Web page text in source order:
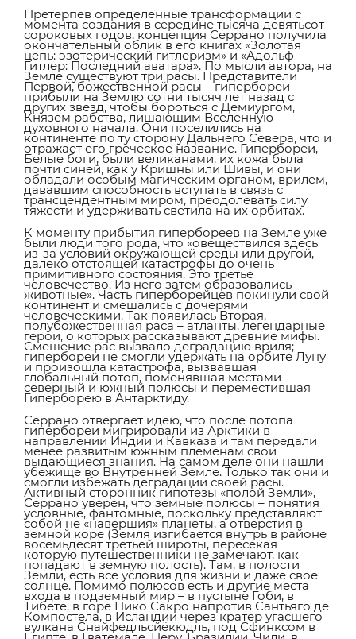
Претерпев определенные трансформации с
момента создания в середине тысяча девятьсот
сороковых годов, концепция Серрано получила
окончательный облик в его книгах «Золотая
цепь: эзотерический гитлеризм» и «Адольф
Гитлер: Последний аватара». По мысли автора, на
Земле существуют три расы. Представители
Первой, божественной расы – гипербореи –
прибыли на Землю сотни тысяч лет назад с
других звезд, чтобы бороться с Демиургом,
Князем рабства, лишающим Вселенную
духовного начала. Они поселились на
континенте по ту сторону Дальнего Севера, что и
отражает его греческое название. Гипербореи,
Белые боги, были великанами, их кожа была
почти синей, как у Кришны или Шивы, и они
обладали особым магическим органом, врилем,
дававшим способность вступать в связь с
трансцендентным миром, преодолевать силу
тяжести и удерживать светила на их орбитах.
К моменту прибытия гипербореев на Земле уже
были люди того рода, что «овеществился здесь
из-за условий окружающей среды или другой,
далеко отстоящей катастрофы до очень
примитивного состояния. Это третье
человечество. Из него затем образовались
животные». Часть гиперборейцев покинули свой
континент и смешались с дочерями
человеческими. Так появилась Вторая,
полубожественная раса – атланты, легендарные
герои, о которых рассказывают древние мифы.
Смешение рас вызвало деградацию вриля;
гипербореи не смогли удержать на орбите Луну
и произошла катастрофа, вызвавшая
глобальный потоп, поменявшая местами
северный и южный полюсы и переместившая
Гиперборею в Антарктиду.
Серрано отвергает идею, что после потопа
гипербореи мигрировали из Арктики в
направлении Индии и Кавказа и там передали
менее развитым южным племенам свои
выдающиеся знания. На самом деле они нашли
убежище во Внутренней Земле. Только так они и
смогли избежать деградации своей расы.
Активный сторонник гипотезы «полой Земли»,
Серрано уверен, что земные полюсы – понятия
условные, фантомные, поскольку представляют
собой не «навершия» планеты, а отверстия в
земной коре (Земля изгибается внутрь в районе
восемьдесят третьей широты, пересекая
которую путешественники не замечают, как
попадают в земную полость). Там, в полости
Земли, есть все условия для жизни и даже свое
солнце. Помимо полюсов есть и другие места
входа в подземный мир – в пустыне Гоби, в
Тибете, в горе Пико Сакро напротив Сантьяго де
Компостела, в Исландии через кратер угасшего
вулкана Снайфедльсйёкюдль, под Сфинксом в